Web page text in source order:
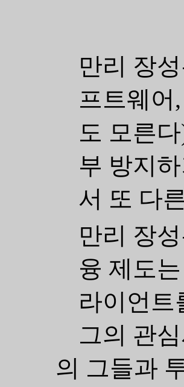
만리 장
프트웨어
도 모른
부 방지
서 또 다
만리 장
융 제도
라이언트
그의 관
의 그들과